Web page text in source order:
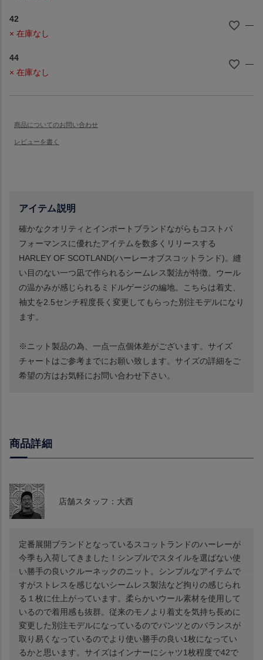
42
× 在庫なし
—
44
× 在庫なし
—
アイテム説明
確かなクオリティとインポートブランドながらもコストパ
フォーマンスに優れたアイテムを数多くリリースする
HARLEY OF SCOTLAND(ハーレーオブスコットランド)。縫
い目のない一つ凪で作られるシームレス製法が特徴。ウール
の温かみが感じられるミドルゲージの編地。こちらは着丈、
袖丈を2.5センチ程度長く変更してもらった別注モデルになり
ます。
※ニット製品の為、一点一点個体差がございます。サイズ
チャートはご参考までにお願い致します。サイズの詳細をご
希望の方はお気軽にお問い合わせ下さい。
商品詳細
店舗スタッフ：大西
定番展開ブランドとなっているスコットランドのハーレーが
今季も入荷してきました！シンプルでスタイルを選ばない使
い勝手の良いクルーネックのニット。シンプルなアイテムで
すがストレスを感じないシームレス製法など拘りの感じられ
る１枚に仕上がっています。柔らかいウール素材を使用して
いるので着用感も抜群。従来のモノより着丈を気持ち長めに
変更した別注モデルになっているのでパンツとのバランスが
取り易くなっているのでより使い勝手の良い1枚になってい
るかと思います。サイズはインナーにシャツ1枚程度で42で